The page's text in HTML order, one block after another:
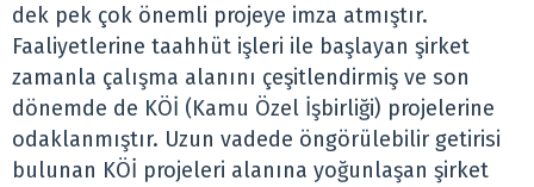
dek pek çok önemli projeye imza atmıştır.
Faaliyetlerine taahhüt işleri ile başlayan şirket
zamanla çalışma alanını çeşitlendirmiş ve son
dönemde de KÖİ (Kamu Özel İşbirliği) projelerine
odaklanmıştır. Uzun vadede öngörülebilir getirisi
bulunan KÖİ projeleri alanına yoğunlaşan şirket